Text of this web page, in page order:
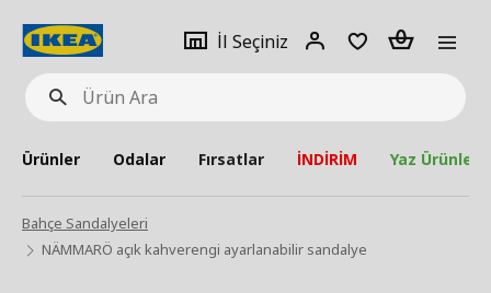
Ürün
Ara
İl Seçiniz
Giriş
Adet
Ürünler Odalar Fırsatlar İNDİRİM Yaz Ürünleri
Bahçe Sandalyeleri
NÄMMARÖ açık kahverengi ayarlanabilir sandalye